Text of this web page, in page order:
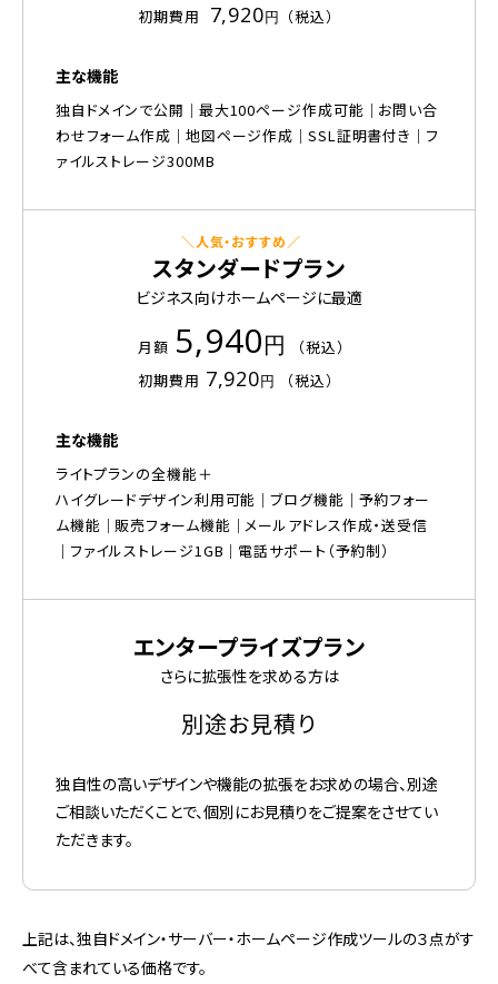
初期費用
7,920円 （税込）
主な機能
独自ドメインで公開 最大100ページ作成可能
お問い合
わせフォーム作成
地図ページ作成 SSL証明書付き
フ
ァイルストレージ300MB
スタンダードプラン
ビジネス向けホームページに最適
月額 5,940円
（税込）
初期費用 7,920円 （税込）
主な機能
ライトプランの全機能
ハイグレードデザイン利用可能
ブログ機能
予約フォー
ム機能
販売フォーム機能
メールアドレス作成・送受信
ファイルストレージ1GB
電話サポート（予約制）
エンタープライズプラン
さらに拡張性を求める方は
別途お見積り
独自性の高いデザインや機能の拡張をお求めの場合、別途
ご相談いただくことで、個別にお見積りをご提案をさせてい
ただきます。
上記は、独自ドメイン・サーバー・ホームページ作成ツールの３点がす
べて含まれている価格です。